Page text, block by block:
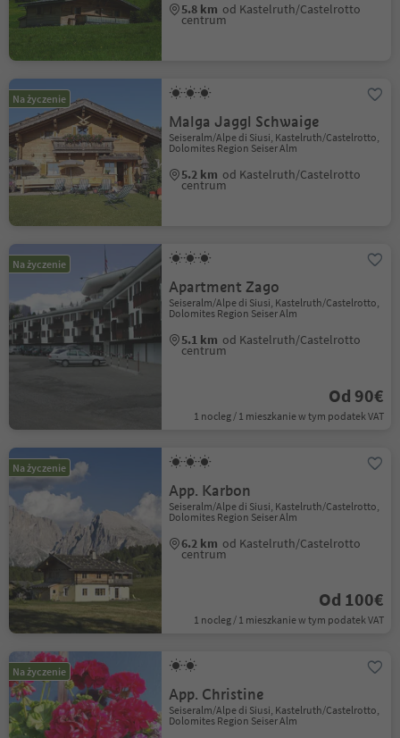
5.8 km od Kastelruth/Castelrotto
centrum
Na życzenie
Malga Jaggl Schwaige
Seiseralm/Alpe di Siusi, Kastelruth/Castelrotto,
Dolomites Region Seiser Alm
5.2 km od Kastelruth/Castelrotto
centrum
Na życzenie
Apartment Zago
Seiseralm/Alpe di Siusi, Kastelruth/Castelrotto,
Dolomites Region Seiser Alm
5.1 km od Kastelruth/Castelrotto
centrum
Od 90€
1 nocleg / 1 mieszkanie w tym podatek VAT
Na życzenie
App. Karbon
Seiseralm/Alpe di Siusi, Kastelruth/Castelrotto,
Dolomites Region Seiser Alm
6.2 km od Kastelruth/Castelrotto
centrum
Od 100€
1 nocleg / 1 mieszkanie w tym podatek VAT
Na życzenie
App. Christine
Seiseralm/Alpe di Siusi, Kastelruth/Castelrotto,
Dolomites Region Seiser Alm